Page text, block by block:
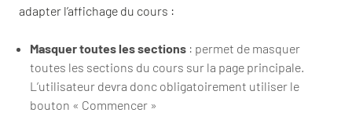
adapter l’affichage du cours :
Masquer toutes les sections : permet de masquer
toutes les sections du cours sur la page principale.
L’utilisateur devra donc obligatoirement utiliser le
bouton « Commencer »